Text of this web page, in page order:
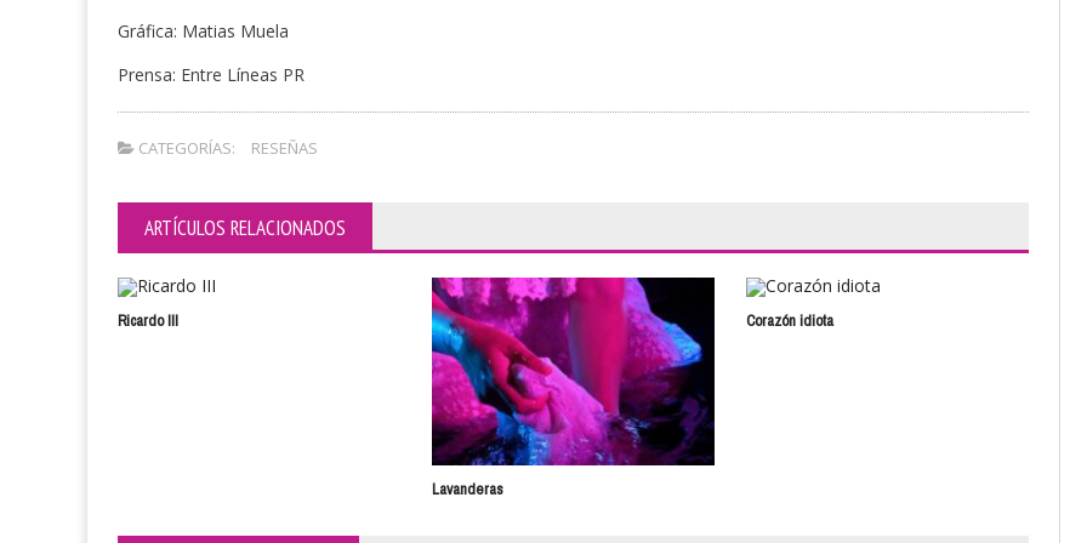
Gráfica: Matias Muela
Prensa: Entre Líneas PR
CATEGORÍAS: RESEÑAS
ARTÍCULOS RELACIONADOS
Ricardo III
Lavanderas
Corazón idiota